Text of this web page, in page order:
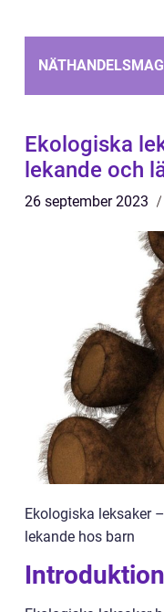
Ekologiska
lekande och
26 september 2023
Ekologiska leksaker
lekande hos barn